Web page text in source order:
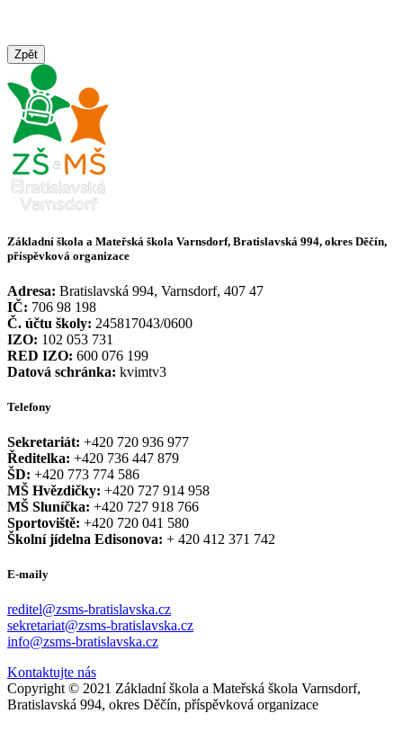
Zpět
Základní škola a Mateřská škola Varnsdorf, Bratislavská 994, okres Děčín,
příspěvková organizace
Adresa: Bratislavská 994, Varnsdorf, 407 47
IČ: 706 98 198
Č. účtu školy: 245817043/0600
IZO: 102 053 731
RED IZO: 600 076 199
Datová schránka: kvimtv3
Telefony
Sekretariát: +420 720 936 977
Ředitelka: +420 736 447 879
ŠD: +420 773 774 586
MŠ Hvězdičky: +420 727 914 958
MŠ Sluníčka: +420 727 918 766
Sportoviště: +420 720 041 580
Školní jídelna Edisonova: + 420 412 371 742
E-maily
reditel@zsms-bratislavska.cz
sekretariat@zsms-bratislavska.cz
info@zsms-bratislavska.cz
Kontaktujte nás
Copyright © 2021 Základní škola a Mateřská škola Varnsdorf,
Bratislavská 994, okres Děčín, příspěvková organizace